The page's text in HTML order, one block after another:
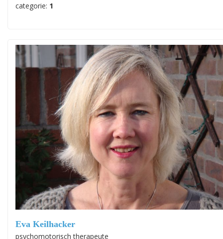
categorie: 1
Eva Keilhacker
psychomotorisch therapeute